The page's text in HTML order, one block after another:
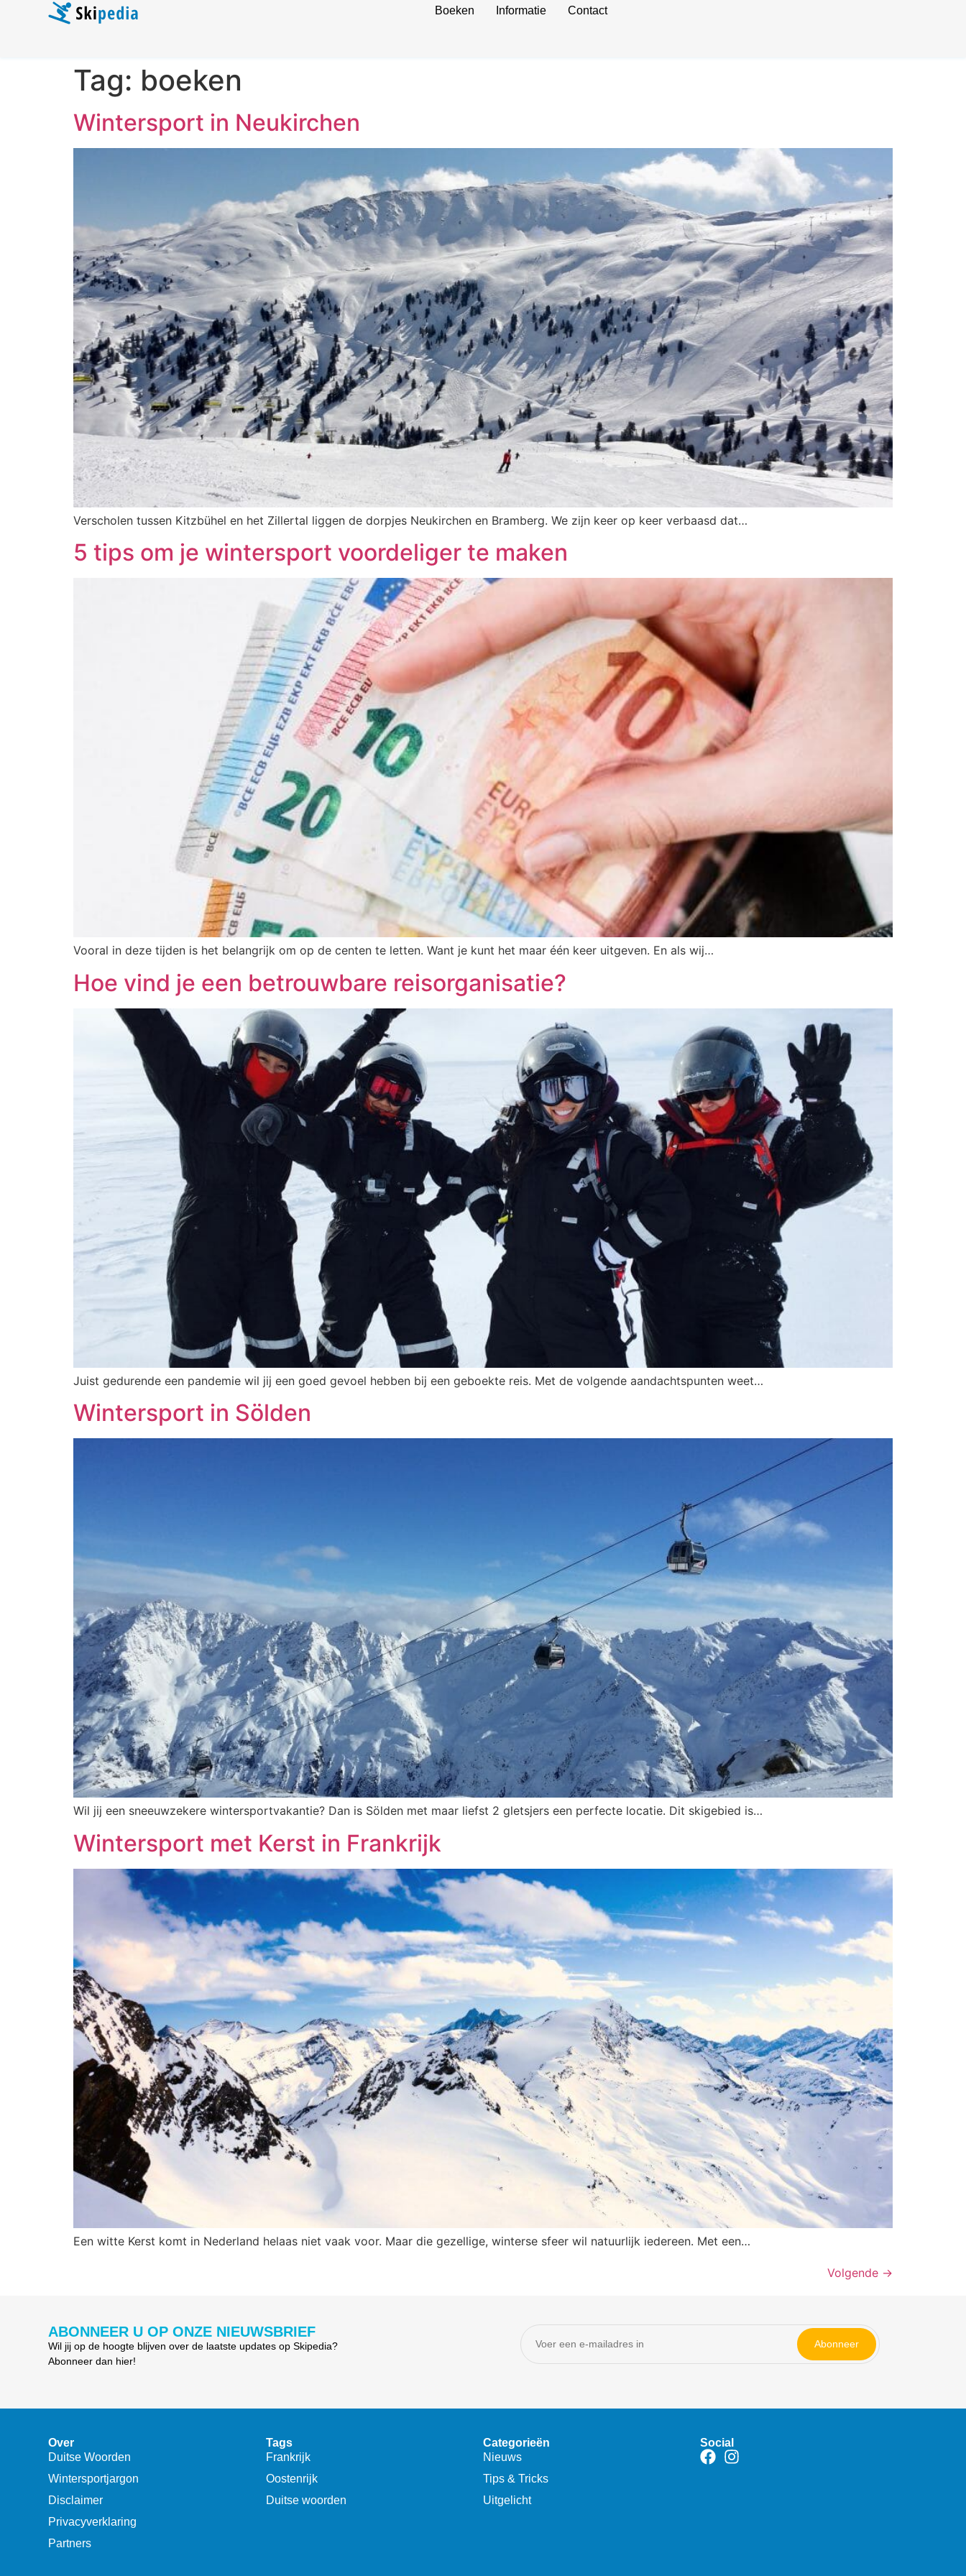
Boeken Informatie Contact
Tag: boeken
Wintersport in Neukirchen
Verscholen tussen Kitzbühel en het Zillertal liggen de dorpjes Neukirchen en Bramberg. We zijn keer op keer verbaasd dat…
5 tips om je wintersport voordeliger te maken
Vooral in deze tijden is het belangrijk om op de centen te letten. Want je kunt het maar één keer uitgeven. En als wij…
Hoe vind je een betrouwbare reisorganisatie?
Juist gedurende een pandemie wil jij een goed gevoel hebben bij een geboekte reis. Met de volgende aandachtspunten weet…
Wintersport in Sölden
Wil jij een sneeuwzekere wintersportvakantie? Dan is Sölden met maar liefst 2 gletsjers een perfecte locatie. Dit skigebied is…
Wintersport met Kerst in Frankrijk
Een witte Kerst komt in Nederland helaas niet vaak voor. Maar die gezellige, winterse sfeer wil natuurlijk iedereen. Met een…
Volgende →
ABONNEER U OP ONZE NIEUWSBRIEF
Wil jij op de hoogte blijven over de laatste updates op Skipedia?
Abonneer dan hier!
Abonneer
Over
Duitse Woorden
Wintersportjargon
Disclaimer
Privacyverklaring
Partners
Tags
Frankrijk
Oostenrijk
Duitse woorden
Categorieën
Nieuws
Tips & Tricks
Uitgelicht
Social